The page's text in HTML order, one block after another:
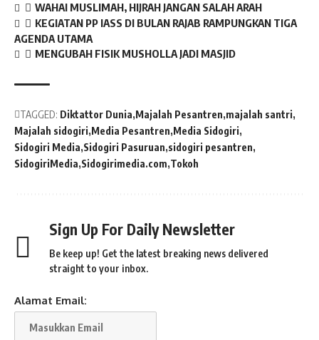
WAHAI MUSLIMAH, HIJRAH JANGAN SALAH ARAH
KEGIATAN PP IASS DI BULAN RAJAB RAMPUNGKAN TIGA
AGENDA UTAMA
MENGUBAH FISIK MUSHOLLA JADI MASJID
TAGGED: Diktattor Dunia Majalah Pesantren majalah santri
Majalah sidogiri Media Pesantren Media Sidogiri
Sidogiri Media Sidogiri Pasuruan sidogiri pesantren
SidogiriMedia Sidogirimedia.com Tokoh
Sign Up For Daily Newsletter
Be keep up! Get the latest breaking news delivered
straight to your inbox.
Alamat Email: